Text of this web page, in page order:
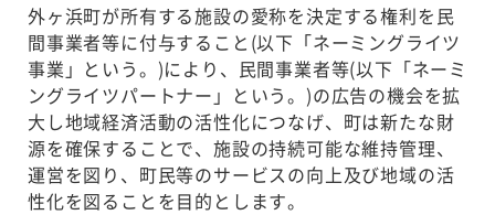
外ヶ浜町が所有する施設の愛称を決定する権利を民
間事業者等に付与すること(以下「ネーミングライツ
事業」という。)により、民間事業者等(以下「ネーミ
ングライツパートナー」という。)の広告の機会を拡
大し地域経済活動の活性化につなげ、町は新たな財
源を確保することで、施設の持続可能な維持管理、
運営を図り、町民等のサービスの向上及び地域の活
性化を図ることを目的とします。